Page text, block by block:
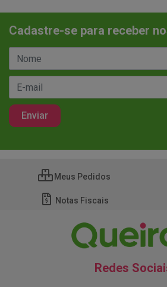
Cadastre-se para receber
Meus Pedidos
Notas Fiscais
Redes